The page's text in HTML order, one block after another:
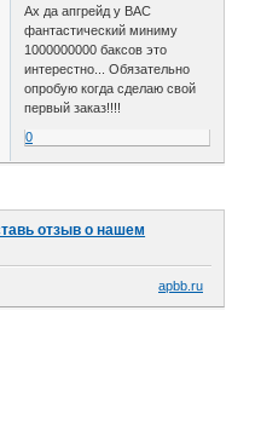
Ах да апгрейд у ВАС
фантастический миниму
1000000000 баксов это
интерестно... Обязательно
опробую когда сделаю свой
первый заказ!!!!
0
отзыв о нашем
apbb.ru